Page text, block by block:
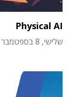
Physical AI
שלישי, 8 בספטמבר 2026